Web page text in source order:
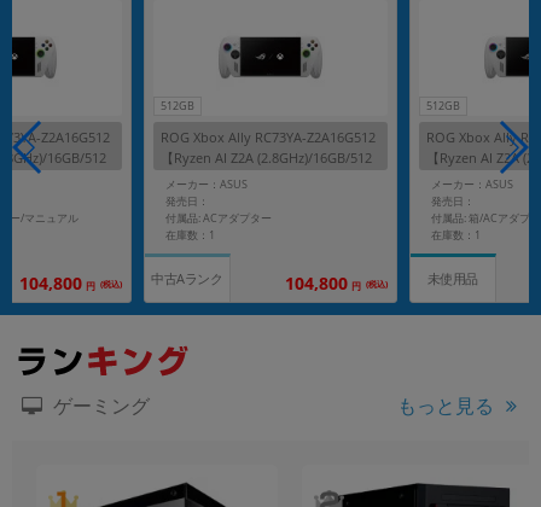
Z2A16G512
16GB/512
ー/マニュアル
104,800 円 (税込)
512GB
ROG Xbox Ally RC73YA-Z2A16G512
【Ryzen AI Z2A (2.8GHz)/16GB/512
GB SSD/Win11Home】
メーカー：ASUS
発売日：
付属品: ACアダプター
在庫数：1
中古Aランク 104,800 円 (税込)
512GB
ROG Xbox Ally
【Ryzen AI Z2A
GB SSD/
メーカー：ASUS
発売日：
在庫数：1
未使用品
ゲーミング もっと見る